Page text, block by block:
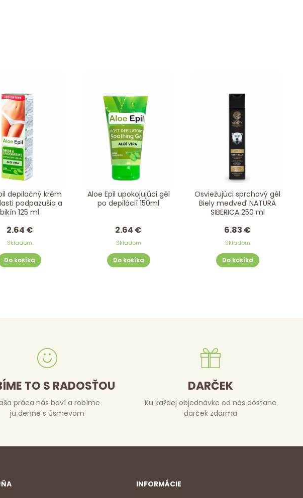
depilačný krém
podpazušia a
bikín 125 ml
2.64 €
Skladom
Do košíka
Aloe Epil upokojujúci gél
po depilácií 150ml
2.64 €
Skladom
Do košíka
Osviežujúci sprchový gél
Biely medveď NATURA
SIBERICA 250 ml
6.83 €
Skladom
Do košíka
TO S RADOSŤOU
práca nás baví a robíme
ju denne s úsmevom
DARČEK
Ku každej objednávke od nás dostane
darček zdarma
INFORMÁCIE